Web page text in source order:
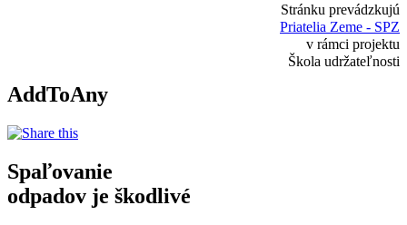
Stránku prevádzkujú
Priatelia Zeme - SPZ
v rámci projektu
Škola udržateľnosti
AddToAny
Spaľovanie
odpadov je škodlivé